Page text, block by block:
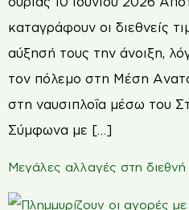
καταγράφουν οι διεθνείς
αύξησή τους την άνοιξη,
τον πόλεμο στη Μέση
στη ναυσιπλοΐα μέσω του
Σύμφωνα με […]
Μεγάλες αλλαγές στη